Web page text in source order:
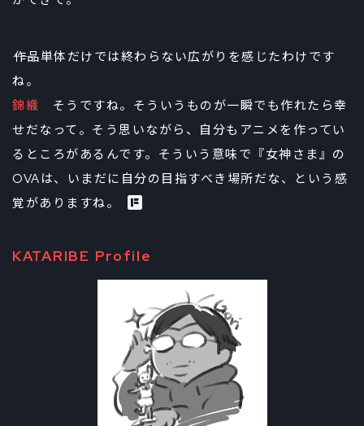
――作品単体だけでは終わらない広がりを感じたわけです
ね。
錦織 そうですね。そういうものが一瞬でも作れたら幸
せだなって。そう思いながら、自分もアニメを作ってい
るところがあるんです。そういう意味で『女神さま』の
OVAは、いまだに自分の目指すべき場所だな、という感
覚がありますね。
KATARIBE Profile